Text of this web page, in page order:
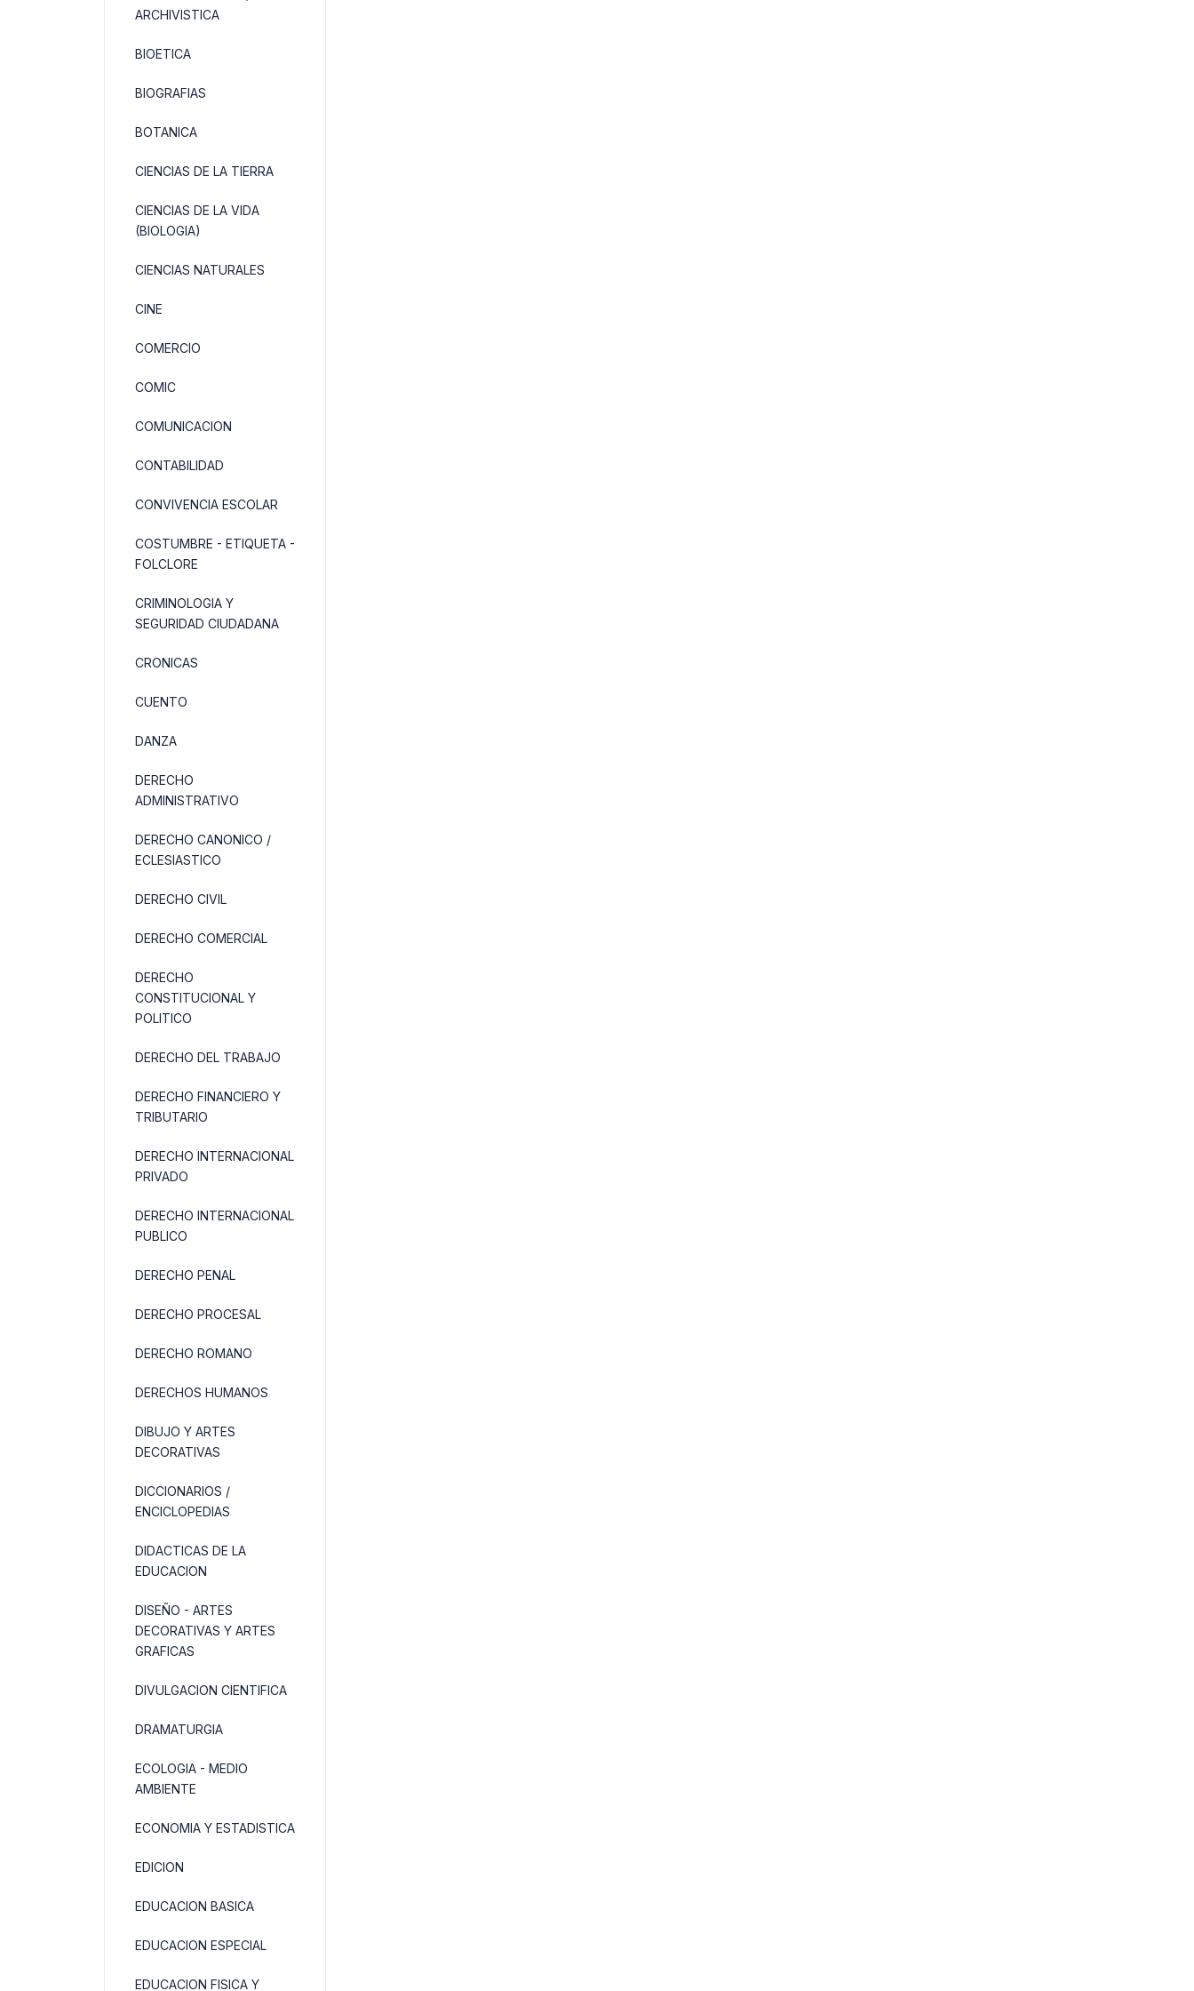
ARCHIVISTICA
BIOETICA
BIOGRAFIAS
BOTANICA
CIENCIAS DE LA TIERRA
CIENCIAS DE LA VIDA
(BIOLOGIA)
CIENCIAS NATURALES
CINE
COMERCIO
COMIC
COMUNICACION
CONTABILIDAD
CONVIVENCIA ESCOLAR
COSTUMBRE - ETIQUETA -
FOLCLORE
CRIMINOLOGIA Y
SEGURIDAD CIUDADANA
CRONICAS
CUENTO
DANZA
DERECHO
ADMINISTRATIVO
DERECHO CANONICO /
ECLESIASTICO
DERECHO CIVIL
DERECHO COMERCIAL
DERECHO
CONSTITUCIONAL Y
POLITICO
DERECHO DEL TRABAJO
DERECHO FINANCIERO Y
TRIBUTARIO
DERECHO INTERNACIONAL
PRIVADO
DERECHO INTERNACIONAL
PUBLICO
DERECHO PENAL
DERECHO PROCESAL
DERECHO ROMANO
DERECHOS HUMANOS
DIBUJO Y ARTES
DECORATIVAS
DICCIONARIOS /
ENCICLOPEDIAS
DIDACTICAS DE LA
EDUCACION
DISEÑO - ARTES
DECORATIVAS Y ARTES
GRAFICAS
DIVULGACION CIENTIFICA
DRAMATURGIA
ECOLOGIA - MEDIO
AMBIENTE
ECONOMIA Y ESTADISTICA
EDICION
EDUCACION BASICA
EDUCACION ESPECIAL
EDUCACION FISICA Y